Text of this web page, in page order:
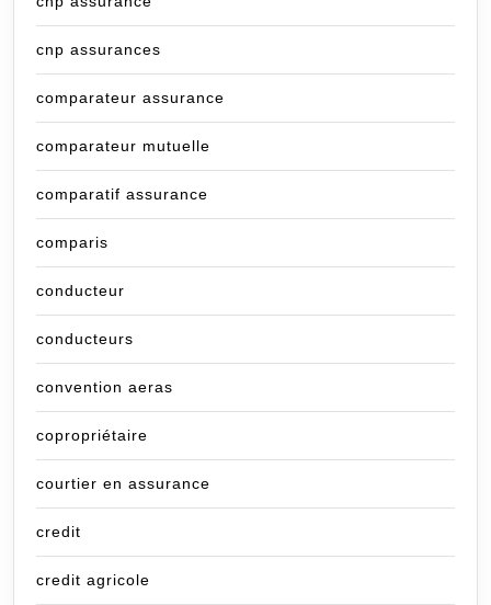
cnp assurances
comparateur assurance
comparateur mutuelle
comparatif assurance
comparis
conducteur
conducteurs
convention aeras
copropriétaire
courtier en assurance
credit
credit agricole